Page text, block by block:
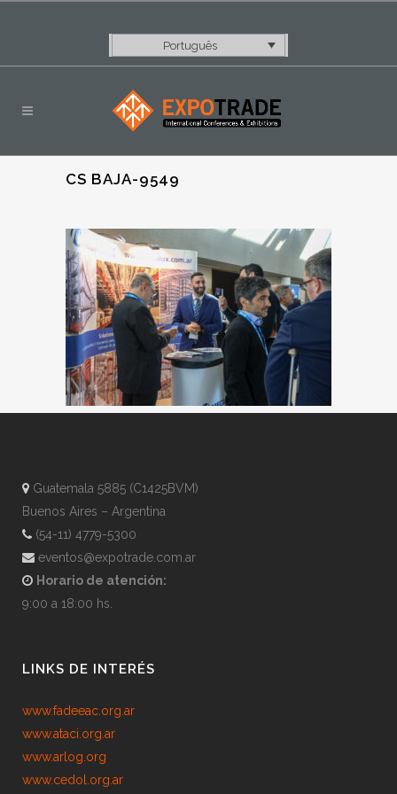
Português
CS BAJA-9549
Guatemala 5885 (C1425BVM)
Buenos Aires – Argentina
(54-11) 4779-5300
eventos@expotrade.com.ar
Horario de atención:
9:00 a 18:00 hs.
LINKS DE INTERÉS
www.fadeeac.org.ar
www.ataci.org.ar
www.arlog.org
www.cedol.org.ar